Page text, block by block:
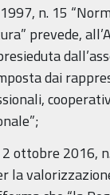
n. 15
prevede,
dai
ottobre 2016,
la